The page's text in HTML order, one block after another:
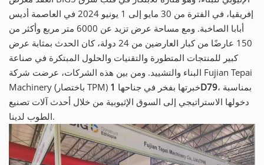
إفريقيا، في الفترة من 30 مايو إلى 1 يونيو 2024 في العاصمة أديس
أبابا الصاخبة. ومع مساحة عرض تزيد عن 6000 متر مربع وأكثر من
150 عارضًا من كبار العارضين من 24 دولة، كان الحدث بمثابة عرض
كبير للمنتجات المتطورة والتقنيات والحلول المبتكرة في صناعة
البناء والتشييد. ومن بين هذه الشركات، عرضت شركة Fujian Tepai
Machinery (باختصار TPM) خبرتها بفخر في جناحها1D79، بمناسبة
دخولها الاستراتيجي إلى السوق الإثيوبية من خلال أحدث آلات تصنيع
الطوب لدينا.